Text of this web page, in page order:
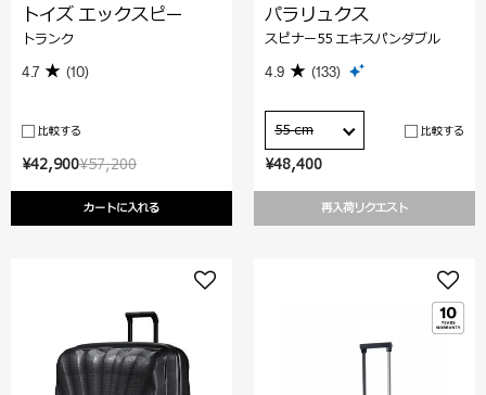
¥57,200
¥42,900
カートに入れる
トイズ エックスピー
トランク
4.7 (10)
比較する
¥48,400
再入荷リクエスト
パラリュクス
スピナー55 エキスパンダブル
4.9 (133)
55 cm 比較する